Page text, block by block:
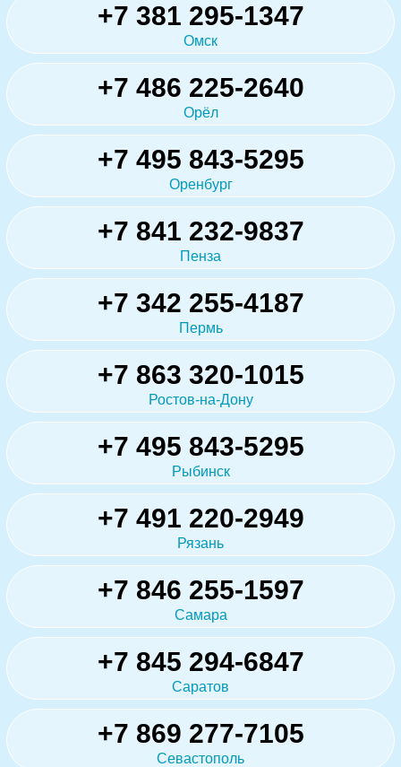
+7 381 295-1347
Омск
+7 486 225-2640
Орёл
+7 495 843-5295
Оренбург
+7 841 232-9837
Пенза
+7 342 255-4187
Пермь
+7 863 320-1015
Ростов-на-Дону
+7 495 843-5295
Рыбинск
+7 491 220-2949
Рязань
+7 846 255-1597
Самара
+7 845 294-6847
Саратов
+7 869 277-7105
Севастополь